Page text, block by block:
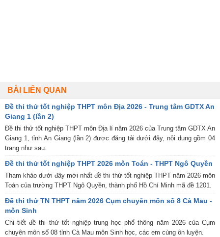
BÀI LIÊN QUAN
Đề thi thử tốt nghiệp THPT môn Địa 2026 - Trung tâm GDTX An
Giang 1 (lần 2)
Đề thi thử tốt nghiệp THPT môn Địa lí năm 2026 của Trung tâm GDTX An
Giang 1, tỉnh An Giang (lần 2) được đăng tải dưới đây, nội dung gồm 04
trang như sau:
Đề thi thử tốt nghiệp THPT 2026 môn Toán - THPT Ngô Quyền
Tham khảo dưới đây mới nhất đề thi thử tốt nghiệp THPT năm 2026 môn
Toán của trường THPT Ngô Quyền, thành phố Hồ Chí Minh mã đề 1201.
Đề thi thử TN THPT năm 2026 Cụm chuyên môn số 8 Cà Mau -
môn Sinh
Chi tiết đề thi thử tốt nghiệp trung học phổ thông năm 2026 của Cụm
chuyên môn số 08 tỉnh Cà Mau môn Sinh học, các em cùng ôn luyện.